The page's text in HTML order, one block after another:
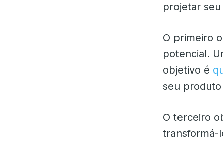
projetar
O primeiro
potencial.
objetivo é
seu
O terceiro
transformá-